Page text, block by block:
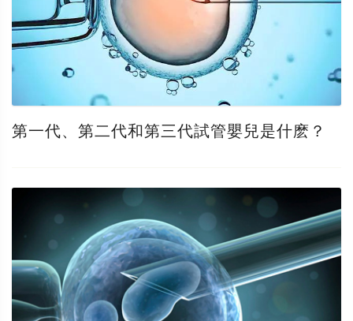
第一代、第二代和第三代試管嬰兒是什麽？